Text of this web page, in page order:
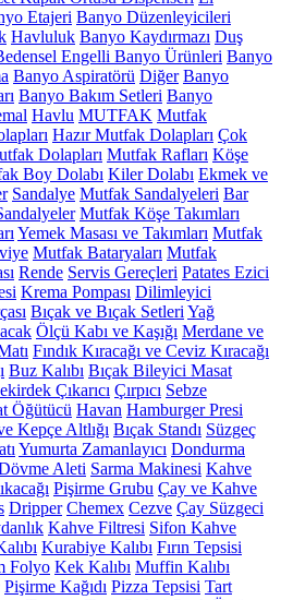
Etajeri Banyo Düzenleyicileri
Havluluk Banyo Kaydırmazı Duş
Engelli Banyo Ürünleri Banyo
Banyo Aspiratörü Diğer Banyo
Banyo Bakım Setleri Banyo
Havlu MUTFAK Mutfak
Hazır Mutfak Dolapları Çok
Dolapları Mutfak Rafları Köşe
Boy Dolabı Kiler Dolabı Ekmek ve
Sandalye Mutfak Sandalyeleri Bar
Mutfak Köşe Takımları
Yemek Masası ve Takımları Mutfak
Mutfak Bataryaları Mutfak
Rende Servis Gereçleri Patates Ezici
Krema Pompası Dilimleyici
Bıçak ve Bıçak Setleri Yağ
Ölçü Kabı ve Kaşığı Merdane ve
Fındık Kıracağı ve Ceviz Kıracağı
Buz Kalıbı Bıçak Bileyici Masat
Çıkarıcı Çırpıcı Sebze
Öğütücü Havan Hamburger Presi
Kepçe Altlığı Bıçak Standı Süzgeç
Yumurta Zamanlayıcı Dondurma
Aleti Sarma Makinesi Kahve
Pişirme Grubu Çay ve Kahve
Dripper Chemex Cezve Çay Süzgeci
Kahve Filtresi Sifon Kahve
Kurabiye Kalıbı Fırın Tepsisi
Folyo Kek Kalıbı Muffin Kalıbı
Pişirme Kağıdı Pizza Tepsisi Tart